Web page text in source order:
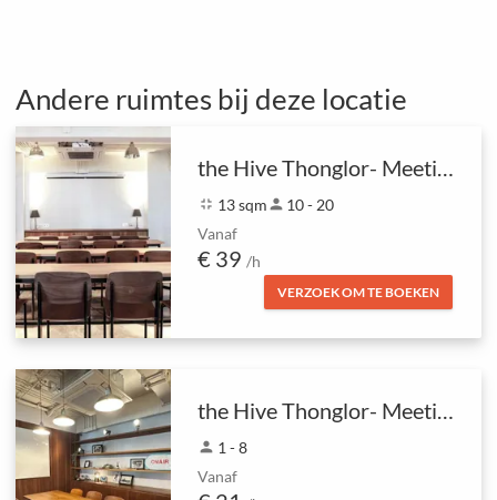
Andere ruimtes bij deze locatie
fullscreen_exit 13 sqmperson 10 - 20
Vanaf
€ 39 /h
VERZOEK OM TE BOEKEN
person 1 - 8
Vanaf